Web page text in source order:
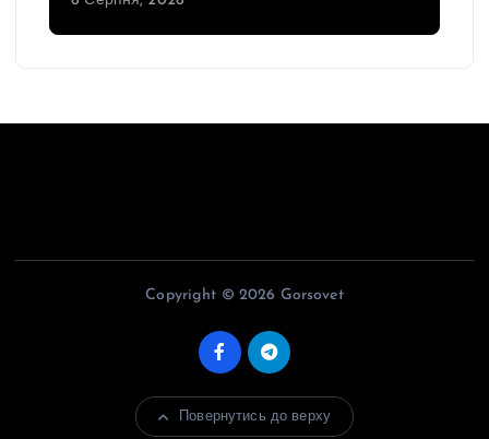
Copyright © 2026 Gorsovet
Повернутись до верху